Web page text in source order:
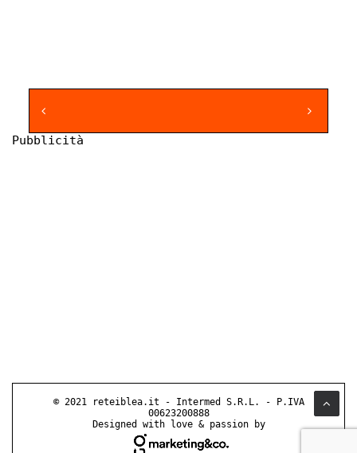
Pubblicità
© 2021 reteiblea.it - Intermed S.R.L. - P.IVA
00623200888
Designed with love & passion by